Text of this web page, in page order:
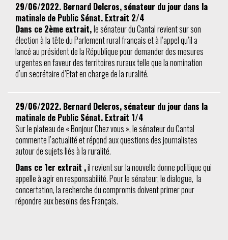
29/06/2022. Bernard Delcros, sénateur du jour dans la
matinale de Public Sénat. Extrait 2/4
Dans ce 2ème extrait,le sénateur du Cantal revient sur son
élection à la tête du Parlement rural français et à l’appel qu’il a
lancé au président de la République pour demander des mesures
urgentes en faveur des territoires ruraux telle que la nomination
d’un secrétaire d’Etat en charge de la ruralité.
29/06/2022. Bernard Delcros, sénateur du jour dans la
matinale de Public Sénat. Extrait 1/4
Sur le plateau de « Bonjour Chez vous », le sénateur du Cantal
commente l’actualité et répond aux questions des journalistes
autour de sujets liés à la ruralité.
Dans ce 1er extrait ,il revient sur la nouvelle donne politique qui
appelle à agir en responsabilité. Pour le sénateur, le dialogue, la
concertation, la recherche du compromis doivent primer pour
répondre aux besoins des Français.